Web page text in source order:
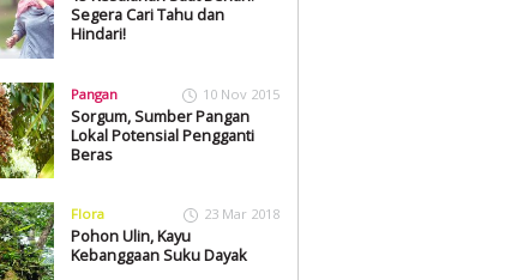
Segera Cari Tahu dan
Hindari!
Pangan 10 Nov 2015
Sorgum, Sumber Pangan
Lokal Potensial Pengganti
Beras
Flora 23 Mar 2018
Pohon Ulin, Kayu
Kebanggaan Suku Dayak